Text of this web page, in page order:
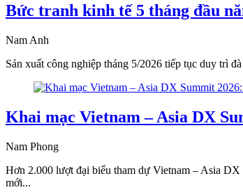
Bức tranh kinh tế 5 tháng đầu
Nam Anh
Sản xuất công nghiệp tháng 5/2026 tiếp tục duy trì
Khai mạc Vietnam – Asia DX
Nam Phong
Hơn 2.000 lượt đại biểu tham dự Vietnam – Asia
mới...